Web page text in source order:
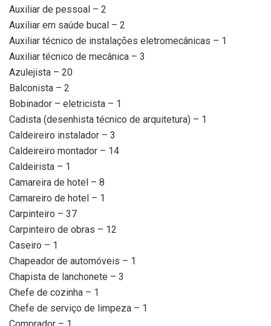
Auxiliar de pessoal – 2
Auxiliar em saúde bucal – 2
Auxiliar técnico de instalações eletromecânicas – 1
Auxiliar técnico de mecânica – 3
Azulejista – 20
Balconista – 2
Bobinador – eletricista – 1
Cadista (desenhista técnico de arquitetura) – 1
Caldeireiro instalador – 3
Caldeireiro montador – 14
Caldeirista – 1
Camareira de hotel – 8
Camareiro de hotel – 1
Carpinteiro – 37
Carpinteiro de obras – 12
Caseiro – 1
Chapeador de automóveis – 1
Chapista de lanchonete – 3
Chefe de cozinha – 1
Chefe de serviço de limpeza – 1